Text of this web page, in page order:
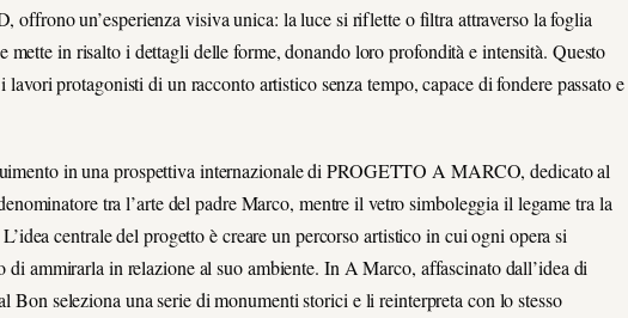
offrono un’esperienza visiva unica: la luce si riflette o filtra attraverso la foglia
mette in risalto i dettagli delle forme, donando loro profondità e intensità. Questo
protagonisti di un racconto artistico senza tempo, capace di fondere passato e
in una prospettiva internazionale di PROGETTO A MARCO,dedicato al
tra l’arte del padre Marco, mentre il vetro simboleggia il legame tra la
centrale del progetto è creare un percorso artistico in cui ogni opera si
di ammirarla in relazione al suo ambiente. In A Marco, affascinato dall’idea di
Bon seleziona una serie di monumenti storici e li reinterpreta con lo stesso